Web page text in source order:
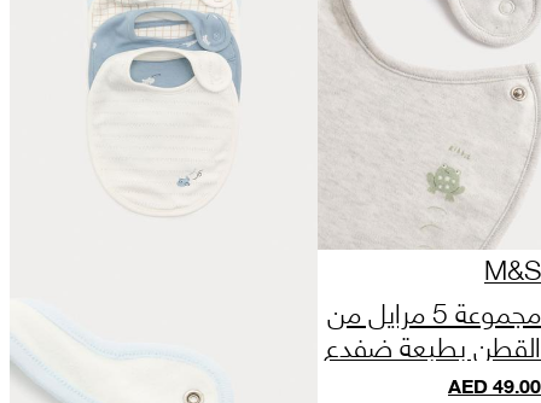
M&S
مجموعة 5 مرايل من
القطن بطبعة ضفدع
AED49.00